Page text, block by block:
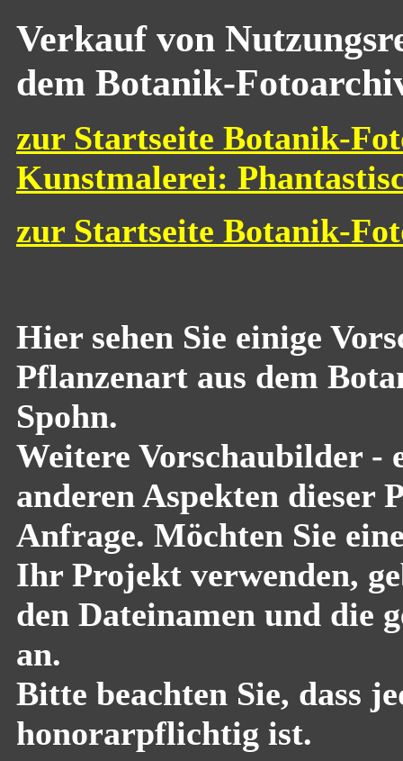
Verkauf von
dem Botanik-
zur Startseite Botanik-
Kunstmalerei:
zur Startseite Botanik-
Hier sehen Sie einige
Pflanzenart aus dem
Spohn.
Weitere Vorschaubilder -
anderen Aspekten dieser
Anfrage. Möchten Sie
Ihr Projekt verwenden,
den Dateinamen und die
an.
Bitte beachten Sie, dass
honorarpflichtig ist.